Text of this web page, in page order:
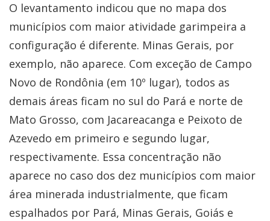
O levantamento indicou que no mapa dos
municípios com maior atividade garimpeira a
configuração é diferente. Minas Gerais, por
exemplo, não aparece. Com exceção de Campo
Novo de Rondônia (em 10º lugar), todos as
demais áreas ficam no sul do Pará e norte de
Mato Grosso, com Jacareacanga e Peixoto de
Azevedo em primeiro e segundo lugar,
respectivamente. Essa concentração não
aparece no caso dos dez municípios com maior
área minerada industrialmente, que ficam
espalhados por Pará, Minas Gerais, Goiás e